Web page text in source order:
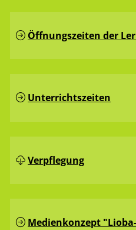
Öffnungszeiten der
Unterrichtszeiten
Verpflegung
Medienkonzept